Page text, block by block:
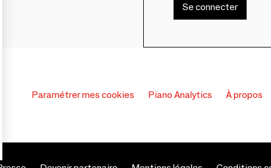
Se connecter
Paramétrer mes cookies Piano Analytics À propos